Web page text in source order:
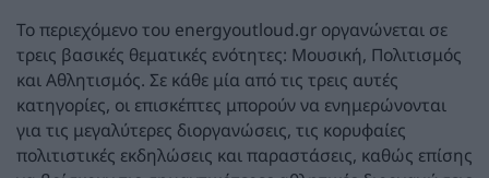
Το περιεχόμενο του energyoutloud.gr οργανώνεται σε
τρεις βασικές θεματικές ενότητες: Μουσική, Πολιτισμός
και Αθλητισμός. Σε κάθε μία από τις τρεις αυτές
κατηγορίες, οι επισκέπτες μπορούν να ενημερώνονται
για τις μεγαλύτερες διοργανώσεις, τις κορυφαίες
πολιτιστικές εκδηλώσεις και παραστάσεις, καθώς επίσης